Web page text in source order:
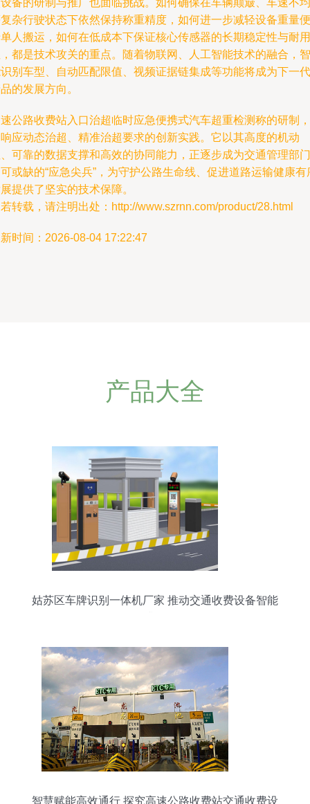
备的研制与推广也面临挑战。如何确保在车辆颠簸、车速不均
杂行驶状态下依然保持称重精度，如何进一步减轻设备重量便
人搬运，如何在低成本下保证核心传感器的长期稳定性与耐用
都是技术攻关的重点。随着物联网、人工智能技术的融合，智
别车型、自动匹配限值、视频证据链集成等功能将成为下一代
的发展方向。
公路收费站入口治超临时应急便携式汽车超重检测称的研制，
应动态治超、精准治超要求的创新实践。它以其高度的机动
可靠的数据支撑和高效的协同能力，正逐步成为交通管理部门
或缺的“应急尖兵”，为守护公路生命线、促进道路运输健康有
提供了坚实的技术保障。
转载，请注明出处：http://www.szrnn.com/product/28.html
时间：2026-08-04 17:22:47
产品大全
姑苏区车牌识别一体机厂家 推动交通收费设备智能
智慧赋能高效通行 探究高速公路收费站交通收费设